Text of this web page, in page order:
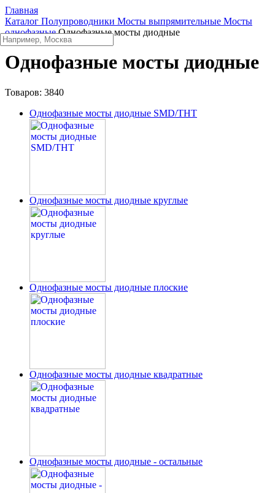
Главная
Каталог Полупроводники Мосты выпрямительные Мосты
однофазные Однофазные мосты диодные
Однофазные мосты диодные
Товаров: 3840
Однофазные мосты диодные SMD/THT
Однофазные мосты диодные круглые
Однофазные мосты диодные плоские
Однофазные мосты диодные квадратные
Однофазные мосты диодные - остальные